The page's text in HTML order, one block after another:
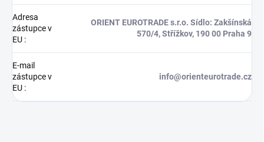
Adresa
zástupce v
EU :
ORIENT EUROTRADE s.r.o. Sídlo: Zakšínská
570/4, Střížkov, 190 00 Praha 9
E-mail
zástupce v
EU :
info@orienteurotrade.cz